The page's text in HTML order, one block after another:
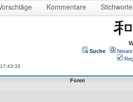
Kommentare Stichworte
Suche
Foren